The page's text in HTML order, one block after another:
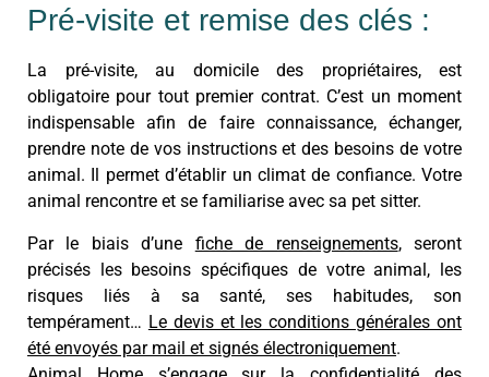
Pré-visite et remise des clés :
La pré-visite, au domicile des propriétaires, est
obligatoire pour tout premier contrat. C’est un moment
indispensable afin de faire connaissance, échanger,
prendre note de vos instructions et des besoins de votre
animal. Il permet d’établir un climat de confiance. Votre
animal rencontre et se familiarise avec sa pet sitter.
Par le biais d’une fiche de renseignements, seront
précisés les besoins spécifiques de votre animal, les
risques liés à sa santé, ses habitudes, son
tempérament… Le devis et les conditions générales ont
été envoyés par mail et signés électroniquement.